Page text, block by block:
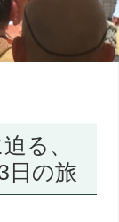
る、
日の旅